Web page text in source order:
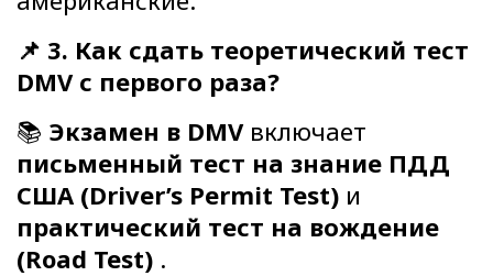
📌 3. Как сдать теоретический тест
DMV с первого раза?
📚 Экзамен в DMV включает
письменный тест на знание ПДД
США (Driver’s Permit Test) и
практический тест на вождение
(Road Test) .